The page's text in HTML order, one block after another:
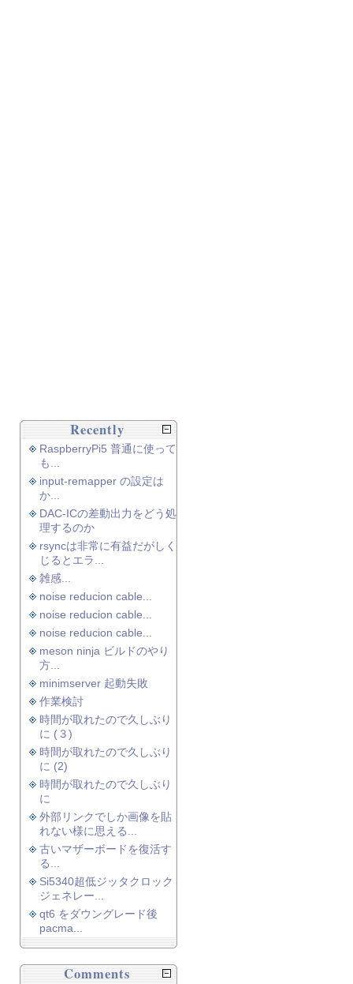
Recently
RaspberryPi5 普通に使って
も...
input-remapper の設定は
か...
DAC-ICの差動出力をどう処
理するのか
rsyncは非常に有益だがしく
じるとエラ...
雑感...
noise reducion cable...
noise reducion cable...
noise reducion cable...
meson ninja ビルドのやり
方...
minimserver 起動失敗
作業検討
時間が取れたので久しぶり
に (３)
時間が取れたので久しぶり
に (2)
時間が取れたので久しぶり
に
外部リンクでしか画像を貼
れない様に思える...
古いマザーボードを復活す
る...
Si5340超低ジッタクロック
ジェネレー...
qt6 をダウングレード後
pacma...
Comments